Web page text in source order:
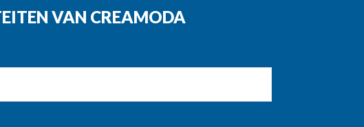
VAN CREAMODA